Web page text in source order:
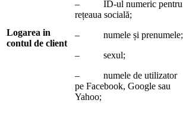
Logarea in
contul de client
– ID-ul numeric pentru
rețeaua socială;
– numele și prenumele;
– sexul;
– numele de utilizator
pe Facebook, Google sau
Yahoo;